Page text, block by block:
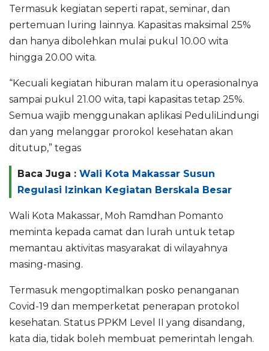
Termasuk kegiatan seperti rapat, seminar, dan
pertemuan luring lainnya. Kapasitas maksimal 25%
dan hanya dibolehkan mulai pukul 10.00 wita
hingga 20.00 wita.
“Kecuali kegiatan hiburan malam itu operasionalnya
sampai pukul 21.00 wita, tapi kapasitas tetap 25%.
Semua wajib menggunakan aplikasi PeduliLindungi
dan yang melanggar prorokol kesehatan akan
ditutup,” tegas
Baca Juga : Wali Kota Makassar Susun
Regulasi Izinkan Kegiatan Berskala Besar
Wali Kota Makassar, Moh Ramdhan Pomanto
meminta kepada camat dan lurah untuk tetap
memantau aktivitas masyarakat di wilayahnya
masing-masing.
Termasuk mengoptimalkan posko penanganan
Covid-19 dan memperketat penerapan protokol
kesehatan. Status PPKM Level II yang disandang,
kata dia, tidak boleh membuat pemerintah lengah.